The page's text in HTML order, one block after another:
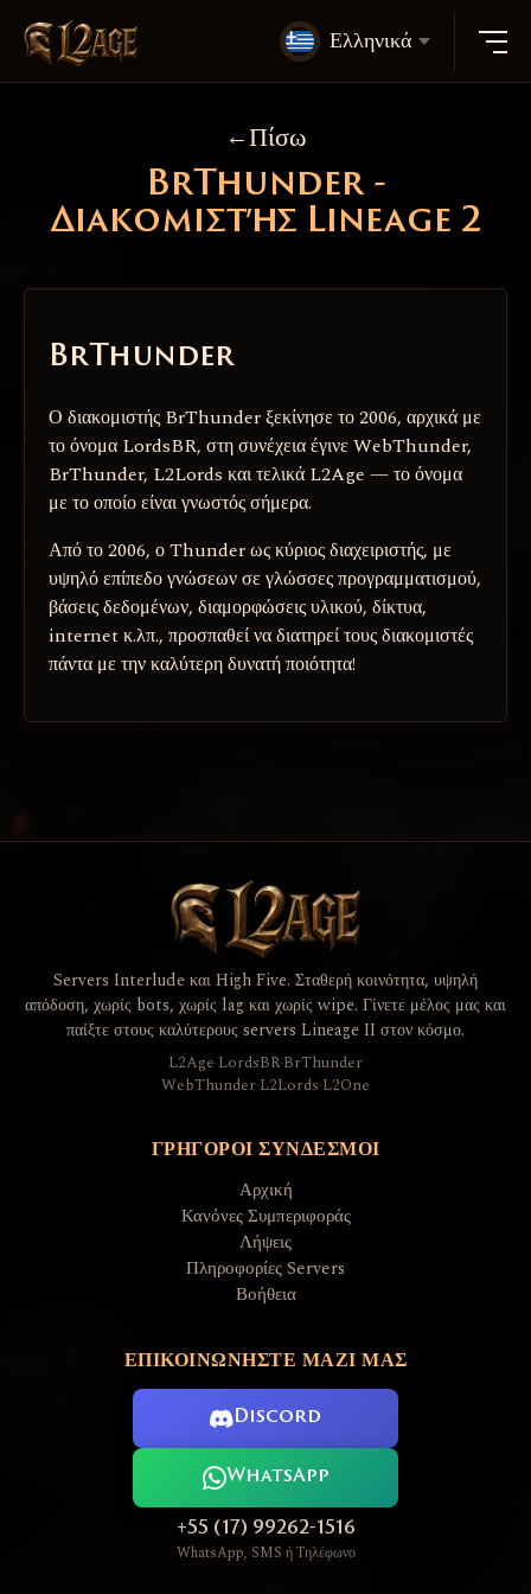
Ελληνικά
Πίσω
BrThunder -
Διακομιστής Lineage 2
BrThunder
Ο διακομιστής BrThunder ξεκίνησε το 2006, αρχικά με
το όνομα LordsBR, στη συνέχεια έγινε WebThunder,
BrThunder, L2Lords και τελικά L2Age — το όνομα
με το οποίο είναι γνωστός σήμερα.
Από το 2006, ο Thunder ως κύριος διαχειριστής, με
υψηλό επίπεδο γνώσεων σε γλώσσες προγραμματισμού,
βάσεις δεδομένων, διαμορφώσεις υλικού, δίκτυα,
internet κ.λπ., προσπαθεί να διατηρεί τους διακομιστές
πάντα με την καλύτερη δυνατή ποιότητα!
Servers Interlude και High Five. Σταθερή κοινότητα, υψηλή
απόδοση, χωρίς bots, χωρίς lag και χωρίς wipe. Γίνετε μέλος μας και
παίξτε στους καλύτερους servers Lineage II στον κόσμο.
L2Age·LordsBR·BrThunder
WebThunder·L2Lords·L2One
ΓΡΉΓΟΡΟΙ ΣΎΝΔΕΣΜΟΙ
Αρχική
Κανόνες Συμπεριφοράς
Λήψεις
Πληροφορίες Servers
Βοήθεια
ΕΠΙΚΟΙΝΩΝΉΣΤΕ ΜΑΖΊ ΜΑΣ
Discord
WhatsApp
+55 (17) 99262-1516
WhatsApp, SMS ή Τηλέφωνο